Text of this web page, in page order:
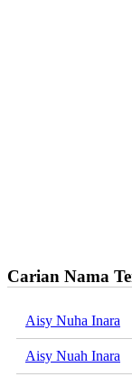
Carian Nama
Aisy Nuha Inara
Aisy Nuah Inara